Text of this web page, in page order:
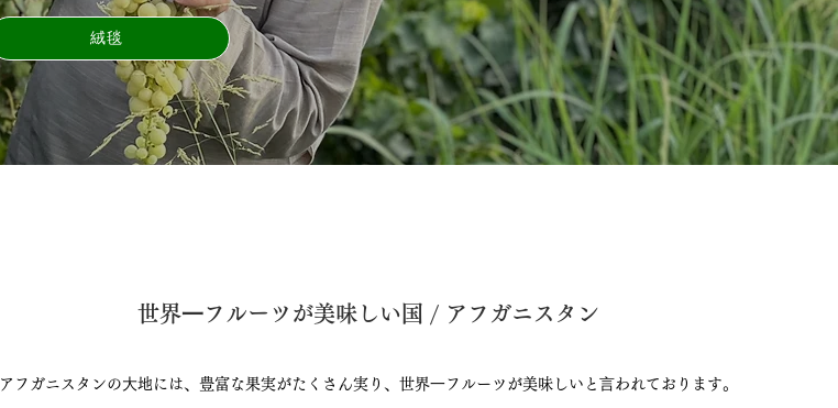
絨毯
世界⼀フルーツが美味しい国 / アフガニスタン
アフガニスタンの⼤地には、豊富な果実がたくさん実り、世界⼀フルーツが美味しいと⾔われております。